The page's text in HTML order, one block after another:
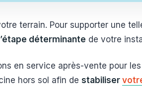
terrain. Pour supporter une
déterminante de votre
en service après-vente pour
hors sol afin de stabiliser